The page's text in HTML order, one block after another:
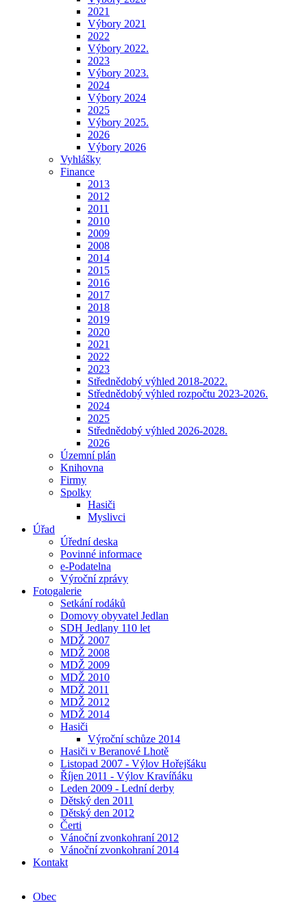
2021
Výbory 2021
2022
Výbory 2022.
2023
Výbory 2023.
2024
Výbory 2024
2025
Výbory 2025.
2026
Výbory 2026
Vyhlášky
Finance
2013
2012
2011
2010
2009
2008
2014
2015
2016
2017
2018
2019
2020
2021
2022
2023
Střednědobý výhled 2018-2022.
Střednědobý výhled rozpočtu 2023-2026.
2024
2025
Střednědobý výhled 2026-2028.
2026
Územní plán
Knihovna
Firmy
Spolky
Hasiči
Myslivci
Úřad
Úřední deska
Povinné informace
e-Podatelna
Výroční zprávy
Fotogalerie
Setkání rodáků
Domovy obyvatel Jedlan
SDH Jedlany 110 let
MDŽ 2007
MDŽ 2008
MDŽ 2009
MDŽ 2010
MDŽ 2011
MDŽ 2012
MDŽ 2014
Hasiči
Výroční schůze 2014
Hasiči v Beranové Lhotě
Listopad 2007 - Výlov Hořejšáku
Říjen 2011 - Výlov Kravíňáku
Leden 2009 - Lední derby
Dětský den 2011
Dětský den 2012
Čerti
Vánoční zvonkohraní 2012
Vánoční zvonkohraní 2014
Kontakt
Obec